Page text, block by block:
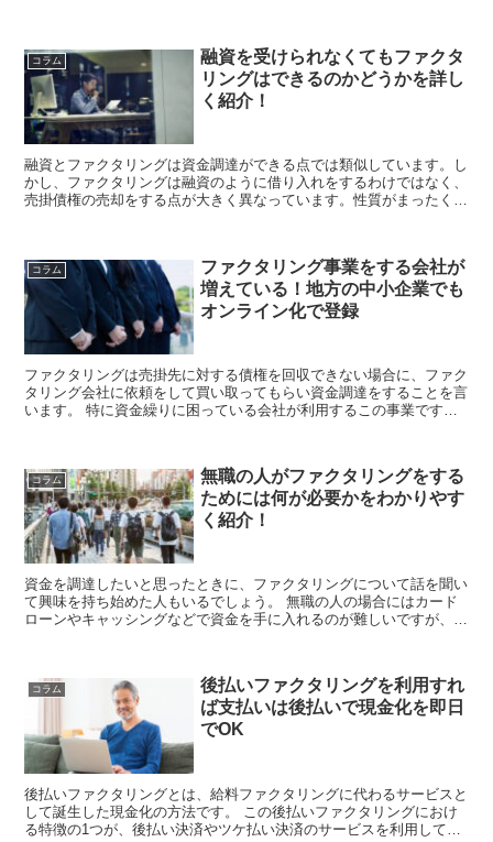
コラム
融資を受けられなくてもファクタ
リングはできるのかどうかを詳し
く紹介！
融資とファクタリングは資金調達ができる点では類似しています。し
かし、ファクタリングは融資のように借り入れをするわけではなく、
売掛債権の売却をする点が大きく異なっています。性質がまったく異
コラム
ファクタリング事業をする会社が
増えている！地方の中小企業でも
オンライン化で登録
ファクタリングは売掛先に対する債権を回収できない場合に、ファク
タリング会社に依頼をして買い取ってもらい資金調達をすることを言
います。 特に資金繰りに困っている会社が利用するこの事業です
コラム
無職の人がファクタリングをする
ためには何が必要かをわかりやす
く紹介！
資金を調達したいと思ったときに、ファクタリングについて話を聞い
て興味を持ち始めた人もいるでしょう。 無職の人の場合にはカード
ローンやキャッシングなどで資金を手に入れるのが難しいですが、フ
コラム
後払いファクタリングを利用すれ
ば支払いは後払いで現金化を即日
でOK
後払いファクタリングとは、給料ファクタリングに代わるサービスと
して誕生した現金化の方法です。 この後払いファクタリングにおけ
る特徴の1つが、後払い決済やツケ払い決済のサービスを利用してい